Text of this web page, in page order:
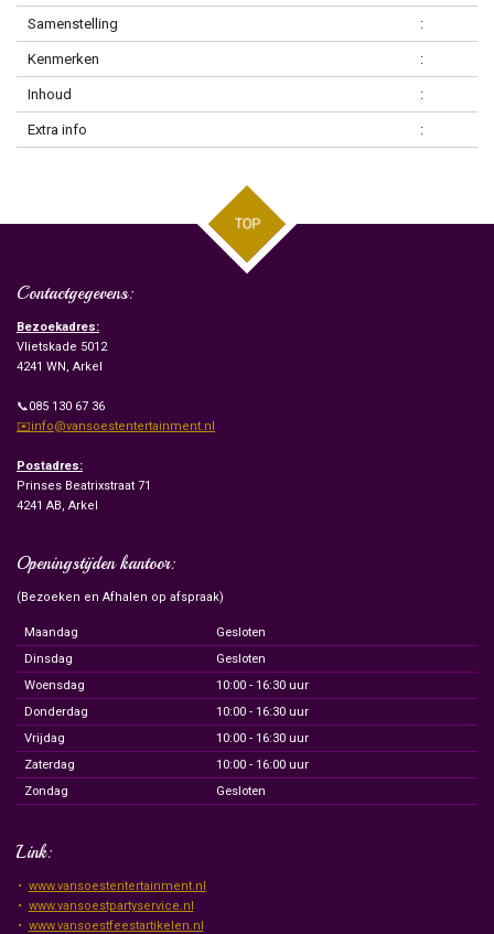
Samenstelling :
Kenmerken :
Inhoud :
Extra info :
TOP
Contactgegevens:
Bezoekadres:
Vlietskade 5012
4241 WN, Arkel
📞085 130 67 36
✉️info@vansoestentertainment.nl
Postadres:
Prinses Beatrixstraat 71
4241 AB, Arkel
Openingstijden kantoor:
(Bezoeken en Afhalen op afspraak)
Maandag
Gesloten
Dinsdag
Gesloten
Woensdag
10:00 - 16:30 uur
Donderdag
10:00 - 16:30 uur
Vrijdag
10:00 - 16:30 uur
Zaterdag
10:00 - 16:00 uur
Zondag
Gesloten
Link:
www.vansoestentertainment.nl
www.vansoestpartyservice.nl
www.vansoestfeestartikelen.nl